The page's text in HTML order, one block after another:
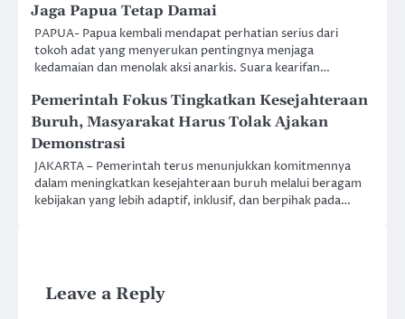
Jaga Papua Tetap Damai
PAPUA- Papua kembali mendapat perhatian serius dari
tokoh adat yang menyerukan pentingnya menjaga
kedamaian dan menolak aksi anarkis. Suara kearifan…
Pemerintah Fokus Tingkatkan Kesejahteraan
Buruh, Masyarakat Harus Tolak Ajakan
Demonstrasi
JAKARTA – Pemerintah terus menunjukkan komitmennya
dalam meningkatkan kesejahteraan buruh melalui beragam
kebijakan yang lebih adaptif, inklusif, dan berpihak pada…
Leave a Reply